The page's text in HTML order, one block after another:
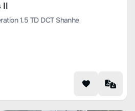
II
1.5 TD DCT Shanhe